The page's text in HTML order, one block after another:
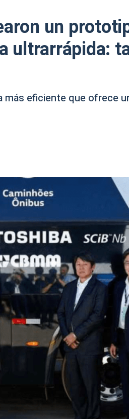
un
ultrarrápida:
más eficiente que ofrece